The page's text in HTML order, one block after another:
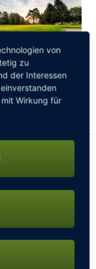
Dieser
Zustand
seinen
von
zu
der Interessen
Wirkung für